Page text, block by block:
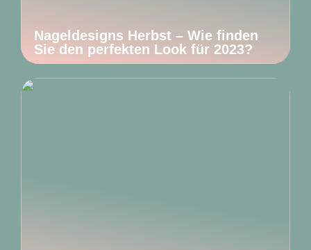
Nageldesigns Herbst – Wie finden
Sie den perfekten Look für 2023?